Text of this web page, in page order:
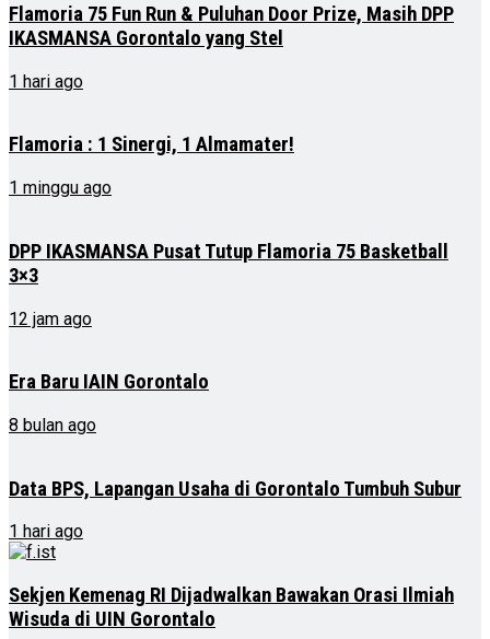
Flamoria 75 Fun Run & Puluhan Door Prize, Masih DPP
IKASMANSA Gorontalo yang Stel
1 hari ago
Flamoria : 1 Sinergi, 1 Almamater!
1 minggu ago
DPP IKASMANSA Pusat Tutup Flamoria 75 Basketball
3×3
12 jam ago
Era Baru IAIN Gorontalo
8 bulan ago
Data BPS, Lapangan Usaha di Gorontalo Tumbuh Subur
1 hari ago
Sekjen Kemenag RI Dijadwalkan Bawakan Orasi Ilmiah
Wisuda di UIN Gorontalo